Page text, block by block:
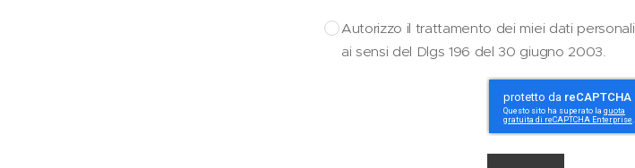
Autorizzo il trattamento dei miei dati personali
ai sensi del Dlgs 196 del 30 giugno 2003.